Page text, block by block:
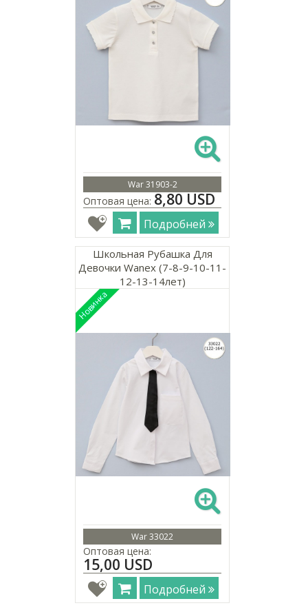
War 31903-2
Оптовая цена: 8,80 USD
Подробней
Школьная Рубашка Для
Девочки Wanex (7-8-9-10-11-
12-13-14лет)
War 33022
Оптовая цена:
15,00 USD
Подробней